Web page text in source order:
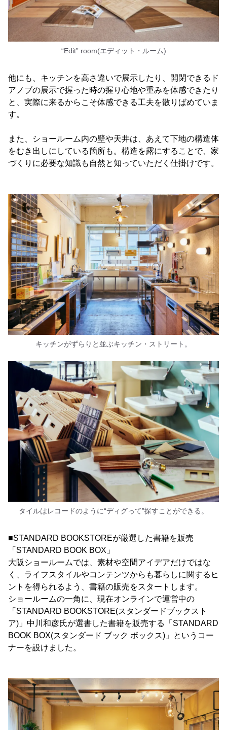
“Edit” room(エディット・ルーム)
他にも、キッチンを高さ違いで展示したり、開閉できるド
アノブの展示で握った時の握り心地や重みを体感できたり
と、実際に来るからこそ体感できる工夫を散りばめていま
す。
また、ショールーム内の壁や天井は、あえて下地の構造体
をむき出しにしている箇所も。構造を露にすることで、家
づくりに必要な知識も自然と知っていただく仕掛けです。
キッチンがずらりと並ぶキッチン・ストリート。
タイルはレコードのように“ディグって”探すことができる。
■STANDARD BOOKSTOREが厳選した書籍を販売
「STANDARD BOOK BOX」
大阪ショールームでは、素材や空間アイデアだけではな
く、ライフスタイルやコンテンツからも暮らしに関するヒ
ントを得られるよう、書籍の販売をスタートします。
ショールームの一角に、現在オンラインで運営中の
「STANDARD BOOKSTORE(スタンダードブックスト
ア)」中川和彦氏が選書した書籍を販売する「STANDARD
BOOK BOX(スタンダード ブック ボックス)」というコー
ナーを設けました。